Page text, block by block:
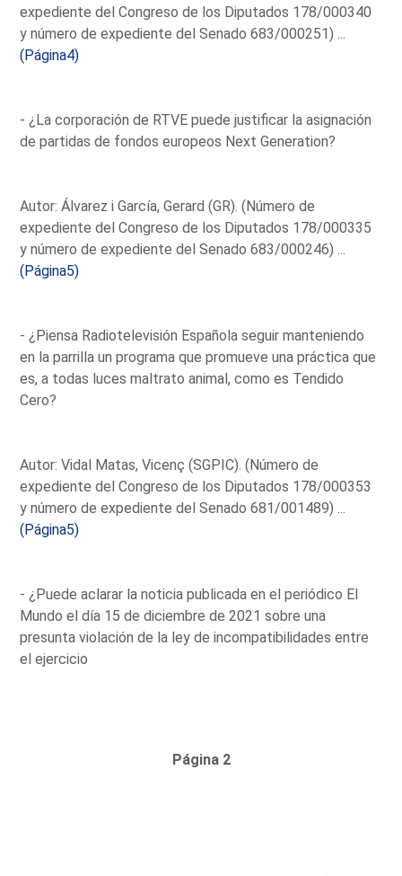
expediente del Congreso de los Diputados 178/000340
y número de expediente del Senado 683/000251) ...
(Página4)
- ¿La corporación de RTVE puede justificar la asignación
de partidas de fondos europeos Next Generation?
Autor: Álvarez i García, Gerard (GR). (Número de
expediente del Congreso de los Diputados 178/000335
y número de expediente del Senado 683/000246) ...
(Página5)
- ¿Piensa Radiotelevisión Española seguir manteniendo
en la parrilla un programa que promueve una práctica que
es, a todas luces maltrato animal, como es Tendido
Cero?
Autor: Vidal Matas, Vicenç (SGPIC). (Número de
expediente del Congreso de los Diputados 178/000353
y número de expediente del Senado 681/001489) ...
(Página5)
- ¿Puede aclarar la noticia publicada en el periódico El
Mundo el día 15 de diciembre de 2021 sobre una
presunta violación de la ley de incompatibilidades entre
el ejercicio
Página 2